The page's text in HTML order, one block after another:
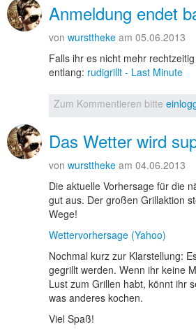
Anmeldung endet
von wursttheke am 05.06.2013
Falls ihr es nicht mehr
entlang: rudigrillt - Last Minute
Zum Kommentieren bitte
Das Wetter wird
von wursttheke am 04.06.2013
Die aktuelle Vorhersage für die
gut aus. Der großen Grillaktion
Wege!
Wettervorhersage (Yahoo)
Nochmal kurz zur Klarstellung:
gegrillt werden. Wenn ihr keine
Lust zum Grillen habt, könnt ihr
was anderes kochen.
Viel Spaß!